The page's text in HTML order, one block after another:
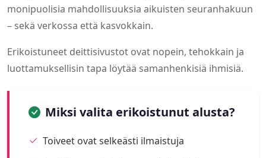
monipuolisia mahdollisuuksia aikuisten seuranhakuun
– sekä verkossa että kasvokkain.
Erikoistuneet deittisivustot ovat nopein, tehokkain ja
luottamuksellisin tapa löytää samanhenkisiä ihmisiä.
Miksi valita erikoistunut alusta?
Toiveet ovat selkeästi ilmaistuja